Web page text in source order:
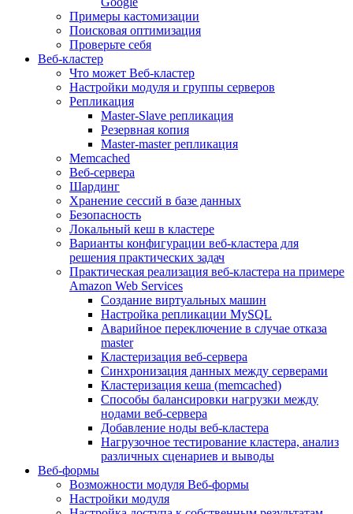
Примеры кастомизации
Поисковая оптимизация
Проверьте себя
Веб-кластер
Что может Веб-кластер
Настройки модуля и группы серверов
Репликация
Master-Slave репликация
Резервная копия
Master-master репликация
Memcached
Веб-сервера
Шардинг
Хранение сессий в базе данных
Безопасность
Локальный кеш в кластере
Варианты конфигурации веб-кластера для
решения практических задач
Практическая реализация веб-кластера на примере
Amazon Web Services
Создание виртуальных машин
Настройка репликации MySQL
Аварийное переключение в случае отказа
master
Кластеризация веб-сервера
Синхронизация данных между серверами
Кластеризация кеша (memcached)
Способы балансировки нагрузки между
нодами веб-сервера
Добавление ноды веб-кластера
Нагрузочное тестирование кластера, анализ
различных сценариев и выводы
Веб-формы
Возможности модуля Веб-формы
Настройки модуля